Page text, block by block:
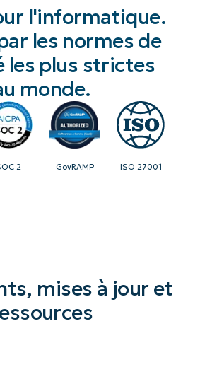
l'informatique.
les normes de
les plus strictes
monde.
2 GovRAMP ISO 27001
mises à jour et